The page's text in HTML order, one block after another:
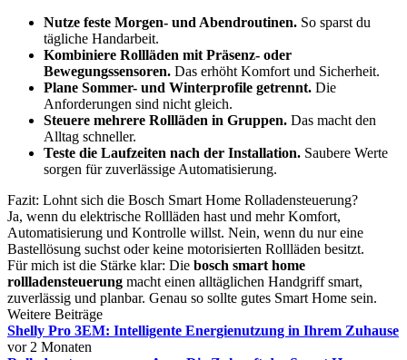
Nutze feste Morgen- und Abendroutinen. So sparst du
tägliche Handarbeit.
Kombiniere Rollläden mit Präsenz- oder
Bewegungssensoren. Das erhöht Komfort und Sicherheit.
Plane Sommer- und Winterprofile getrennt. Die
Anforderungen sind nicht gleich.
Steuere mehrere Rollläden in Gruppen. Das macht den
Alltag schneller.
Teste die Laufzeiten nach der Installation. Saubere Werte
sorgen für zuverlässige Automatisierung.
Fazit: Lohnt sich die Bosch Smart Home Rolladensteuerung?
Ja, wenn du elektrische Rollläden hast und mehr Komfort,
Automatisierung und Kontrolle willst. Nein, wenn du nur eine
Bastellösung suchst oder keine motorisierten Rollläden besitzt.
Für mich ist die Stärke klar: Die bosch smart home
rollladensteuerung macht einen alltäglichen Handgriff smart,
zuverlässig und planbar. Genau so sollte gutes Smart Home sein.
Weitere Beiträge
Shelly Pro 3EM: Intelligente Energienutzung in Ihrem Zuhause
vor 2 Monaten